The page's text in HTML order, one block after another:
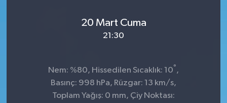
20 Mart Cuma
21:30
Nem: %80, Hissedilen Sıcaklık: 10° ,
Basınç: 998 hPa, Rüzgar: 13 km/s,
Toplam Yağış: 0 mm, Çiy Noktası: